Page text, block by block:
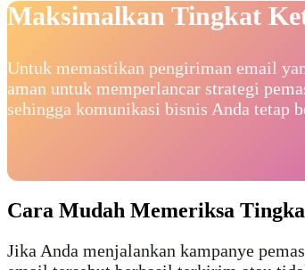
Maksimalkan Tingkat
Untuk memastikan pengiriman email
aman untuk memperlancar strategi
sehingga komunikasi bisnis Anda tetap
Cara Mudah Memeriksa
Jika Anda menjalankan kampanye